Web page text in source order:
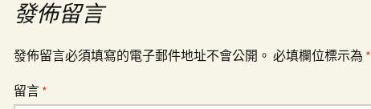
發佈留言
發佈留言必須填寫的電子郵件地址不會公開。 必填欄位標示為 *
留言 *